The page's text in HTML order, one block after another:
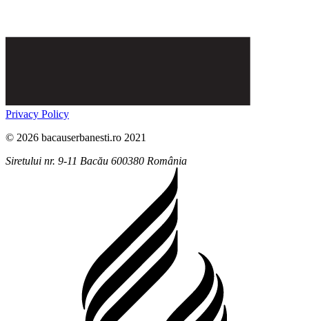
Privacy Policy
© 2026 bacauserbanesti.ro 2021
Siretului nr. 9-11 Bacău 600380 România